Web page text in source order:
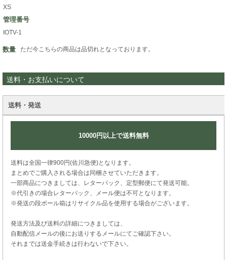
XS
管理番号
IOTV-1
数量 ただ今こちらの商品は品切れとなっております。
送料・お支払いについて
送料・発送
10000円以上で送料無料
送料は全国一律900円(佐川急便)となります。
まとめでご購入される場合は同梱させていただきます。
一部商品につきましては、レターパック、定型郵便にて発送可能。
※代引きの場合レターパック、メール便は不可となります。
※発送の段ボール箱はリサイクル品を使用する場合がございます。
発送方法及び送料の詳細につきましては、
自動配信メールの後にお送りするメールにてご確認下さい。
それまでは送金手続きは行わないで下さい。